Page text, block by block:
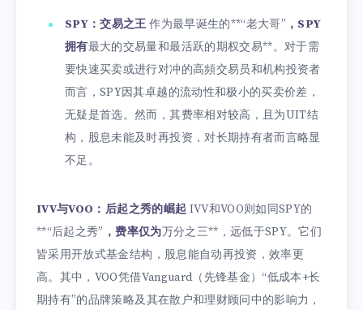
SPY：交易之王 作为最早诞生的**“老大哥” ，SPY
拥有最大的交易量和最活跃的期权交易**。对于需
要快速买卖或进行对冲的高頻交易员和机构投资者
而言，SPY因其卓越的流动性和极小的买卖价差，
无疑是首选。然而，其费率相对较高，且为UIT结
构，股息未能及时再投资，对长期持有者而言略显
不足。
IVV与VOO：后起之秀的崛起 IVV和VOO则如同SPY的
**“后起之秀” ，费率仅为万分之三**，远低于SPY。它们
皆采用开放式基金结构，股息能自动再投资，效率更
高。其中，VOO凭借Vanguard（先锋基金）“低成本+长
期持有”的品牌策略及其在散户和理财顾问中的影响力，